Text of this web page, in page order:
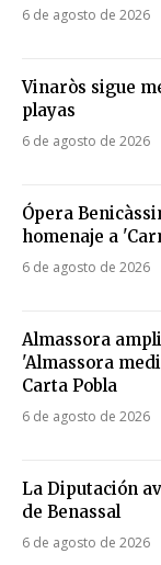
6 de agosto de 2026
Vinaròs sigue
playas
6 de agosto de 2026
Ópera
homenaje a
6 de agosto de 2026
Almassora
'Almassora
Carta Pobla
6 de agosto de 2026
La Diputación
de Benassal
6 de agosto de 2026